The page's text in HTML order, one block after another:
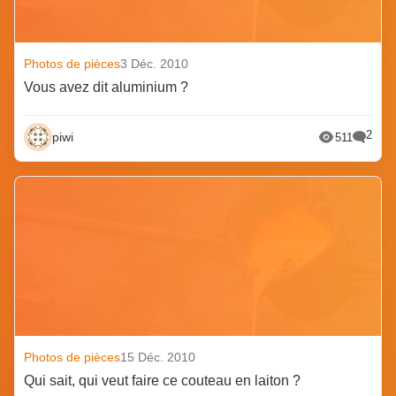
Photos de pièces3 Déc. 2010
Vous avez dit aluminium ?
piwi 511 2
Photos de pièces15 Déc. 2010
Qui sait, qui veut faire ce couteau en laiton ?